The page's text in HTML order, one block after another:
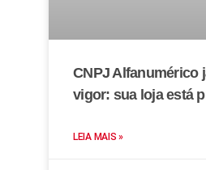
CNPJ Alfanumérico
vigor: sua loja está
LEIA MAIS »